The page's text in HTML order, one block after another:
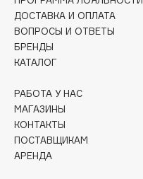
Collagenina
Consly
Corimo
CosRX
Crescina
Cunzite
Curaprox
ДОСТАВКА И ОПЛАТА
ВОПРОСЫ И ОТВЕТЫ
БРЕНДЫ
КАТАЛОГ
РАБОТА У НАС
МАГАЗИНЫ
КОНТАКТЫ
ПОСТАВЩИКАМ
АРЕНДА